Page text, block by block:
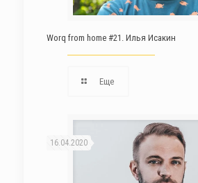
Worq from home #21. Илья Исакин
Еще
16.04.2020